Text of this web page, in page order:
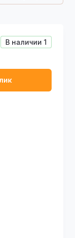
В наличии 1